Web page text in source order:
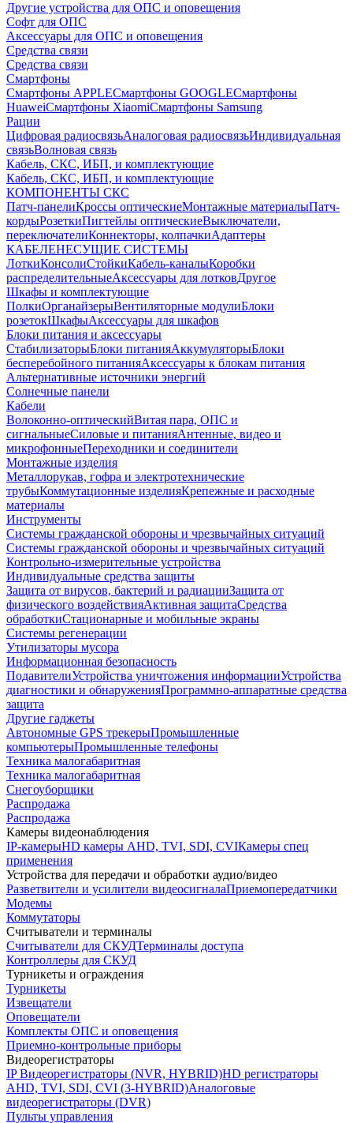
Другие устройства для ОПС и оповещения
Софт для ОПС
Аксессуары для ОПС и оповещения
Средства связи
Средства связи
Смартфоны
Смартфоны APPLEСмартфоны GOOGLEСмартфоны
HuaweiСмартфоны XiaomiСмартфоны Samsung
Рации
Цифровая радиосвязьАналоговая радиосвязьИндивидуальная
связьВолновая связь
Кабель, СКС, ИБП, и комплектующие
Кабель, СКС, ИБП, и комплектующие
КОМПОНЕНТЫ СКС
Патч-панелиКроссы оптическиеМонтажные материалыПатч-
кордыРозеткиПигтейлы оптическиеВыключатели,
переключателиКоннекторы, колпачкиАдаптеры
КАБЕЛЕНЕСУЩИЕ СИСТЕМЫ
ЛоткиКонсолиСтойкиКабель-каналыКоробки
распределительныеАксессуары для лотковДругое
Шкафы и комплектующие
ПолкиОрганайзерыВентиляторные модулиБлоки
розетокШкафыАксессуары для шкафов
Блоки питания и аксессуары
СтабилизаторыБлоки питанияАккумуляторыБлоки
бесперебойного питанияАксессуары к блокам питания
Альтернативные источники энергий
Солнечные панели
Кабели
Волоконно-оптическийВитая пара, ОПС и
сигнальныеСиловые и питанияАнтенные, видео и
микрофонныеПереходники и соединители
Монтажные изделия
Металлорукав, гофра и электротехнические
трубыКоммутационные изделияКрепежные и расходные
материалы
Инструменты
Системы гражданской обороны и чрезвычайных ситуаций
Системы гражданской обороны и чрезвычайных ситуаций
Контрольно-измерительные устройства
Индивидуальные средства защиты
Защита от вирусов, бактерий и радиацииЗащита от
физического воздействияАктивная защитаСредства
обработкиСтационарные и мобильные экраны
Системы регенерации
Утилизаторы мусора
Информационная безопасность
ПодавителиУстройства уничтожения информацииУстройства
диагностики и обнаруженияПрограммно-аппаратные средства
защита
Другие гаджеты
Автономные GPS трекерыПромышленные
компьютерыПромышленные телефоны
Техника малогабаритная
Техника малогабаритная
Снегоуборщики
Распродажа
Распродажа
Камеры видеонаблюдения
IP-камерыHD камеры AHD, TVI, SDI, CVIКамеры спец
применения
Устройства для передачи и обработки аудио/видео
Разветвители и усилители видеосигналаПриемопередатчики
Модемы
Коммутаторы
Считыватели и терминалы
Считыватели для СКУДТерминалы доступа
Контроллеры для СКУД
Турникеты и ограждения
Турникеты
Извещатели
Оповещатели
Комплекты ОПС и оповещения
Приемно-контрольные приборы
Видеорегистраторы
IP Видеорегистраторы (NVR, HYBRID)HD регистраторы
AHD, TVI, SDI, CVI (3-HYBRID)Аналоговые
видеорегистраторы (DVR)
Пульты управления